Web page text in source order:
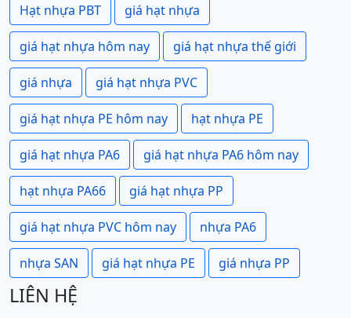
Hạt nhựa PBT giá hạt nhựa
giá hạt nhựa hôm nay giá hạt nhựa thế giới
giá nhựa giá hạt nhựa PVC
giá hạt nhựa PE hôm nay hạt nhựa PE
giá hạt nhựa PA6 giá hạt nhựa PA6 hôm nay
hạt nhựa PA66 giá hạt nhựa PP
giá hạt nhựa PVC hôm nay nhựa PA6
nhựa SAN giá hạt nhựa PE giá nhựa PP
LIÊN HỆ